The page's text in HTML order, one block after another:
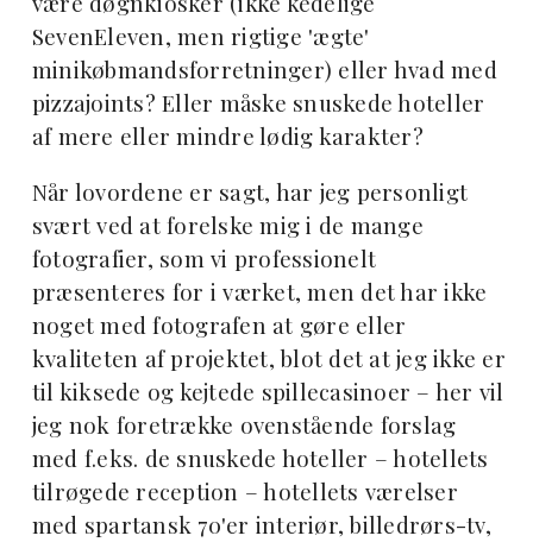
SevenEleven, men rigtige 'ægte'
minikøbmandsforretninger) eller hvad med
pizzajoints? Eller måske snuskede hoteller
af mere eller mindre lødig karakter?
Når lovordene er sagt, har jeg personligt
svært ved at forelske mig i de mange
fotografier, som vi professionelt
præsenteres for i værket, men det har ikke
noget med fotografen at gøre eller
kvaliteten af projektet, blot det at jeg ikke er
til kiksede og kejtede spillecasinoer – her vil
jeg nok foretrække ovenstående forslag
med f.eks. de snuskede hoteller – hotellets
tilrøgede reception – hotellets værelser
med spartansk 70'er interiør, billedrørs-tv,